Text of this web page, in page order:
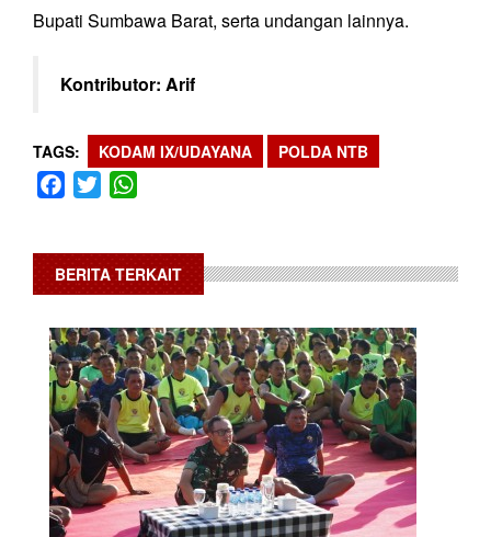
Bupati Sumbawa Barat, serta undangan lainnya.
Kontributor: Arif
TAGS KODAM IX/UDAYANA POLDA NTB
Facebook
Twitter
BERITA TERKAIT